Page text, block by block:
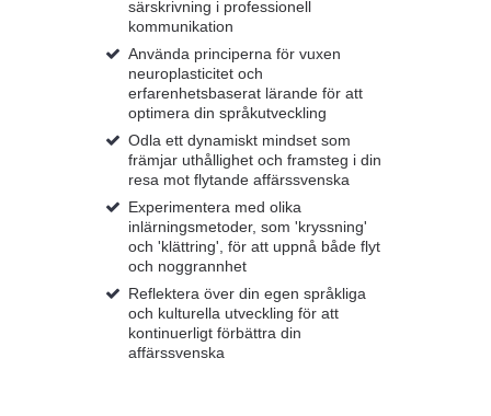
särskrivning i professionell
kommunikation
Använda principerna för vuxen
neuroplasticitet och
erfarenhetsbaserat lärande för att
optimera din språkutveckling
Odla ett dynamiskt mindset som
främjar uthållighet och framsteg i din
resa mot flytande affärssvenska
Experimentera med olika
inlärningsmetoder, som 'kryssning'
och 'klättring', för att uppnå både flyt
och noggrannhet
Reflektera över din egen språkliga
och kulturella utveckling för att
kontinuerligt förbättra din
affärssvenska